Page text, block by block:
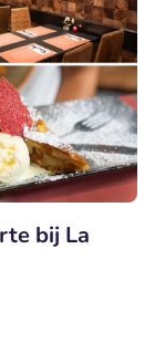
bij La